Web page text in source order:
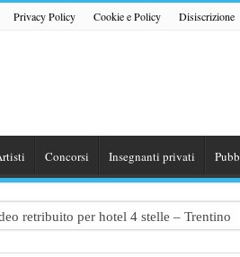
Privacy Policy Cookie e Policy Disiscrizione
Concorsi Insegnanti privati
retribuito per hotel 4 stelle – Trentino